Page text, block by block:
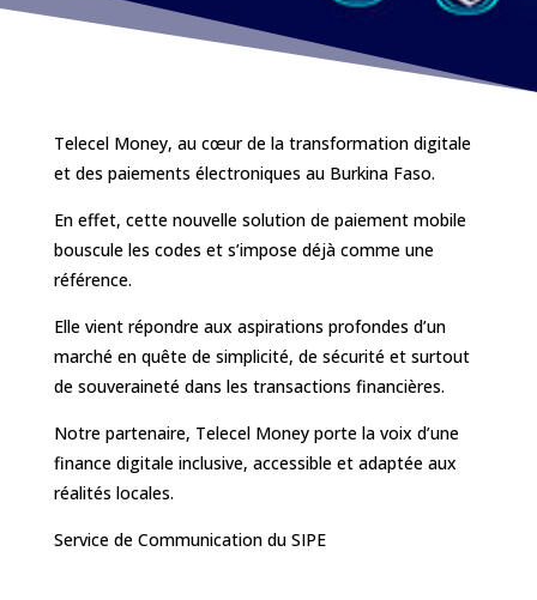
Telecel Money, au cœur de la transformation digitale
et des paiements électroniques au Burkina Faso.
En effet, cette nouvelle solution de paiement mobile
bouscule les codes et s’impose déjà comme une
référence.
Elle vient répondre aux aspirations profondes d’un
marché en quête de simplicité, de sécurité et surtout
de souveraineté dans les transactions financières.
Notre partenaire, Telecel Money porte la voix d’une
finance digitale inclusive, accessible et adaptée aux
réalités locales.
Service de Communication du SIPE